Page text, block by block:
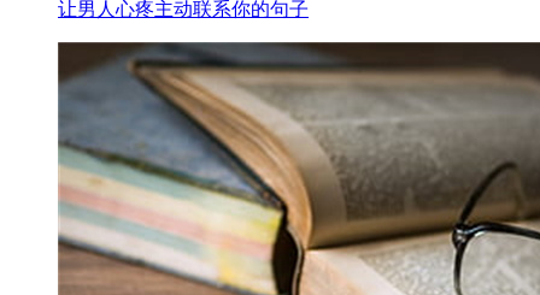
让男人心疼主动联系你的句子